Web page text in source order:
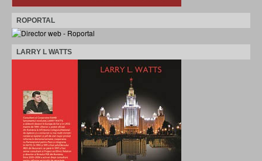
ROPORTAL
LARRY L WATTS